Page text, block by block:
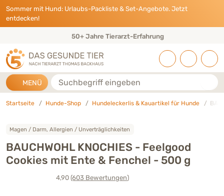
Direkt zu:
INHALT
HAUPTMENÜ
FOOTER
Sommer mit Hund: Urlaubs-Packliste & Set-Angebote. Jetzt
entdecken!
50+ Jahre Tierarzt-Erfahrung
MENÜ Suche
Startseite Hunde-Shop Hundeleckerlis & Kauartikel für Hunde
Magen / Darm, Allergien / Unverträglichkeiten
BAUCHWOHL KNOCHIES - Feelgood
Cookies mit Ente & Fenchel - 500 g
4,90(603 Bewertungen)